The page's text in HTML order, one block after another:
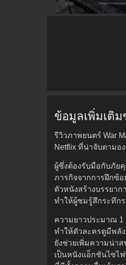
ข้อมูลเพิ่มเติม
รีวิวภาพยนตร์ War
Netflix ที่น่าจับตาม
ผู้ซึ่งต้องรับมือกับภัย
ภารกิจจากการฝึกซ้อ
ตัวหนังสร้างบรรยา
ทำให้ผู้ชมรู้สึกระทึก
ความยาวประมาณ 1
ทำให้ตัวละครดูมีพลัง
ยังช่วยเพิ่มความน่าส
เป็นหนังแอ็กชันไซไ